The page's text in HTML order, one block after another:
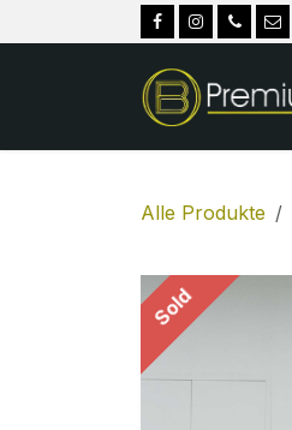
Zum Inhalt springen
Alle Produkte
Sold